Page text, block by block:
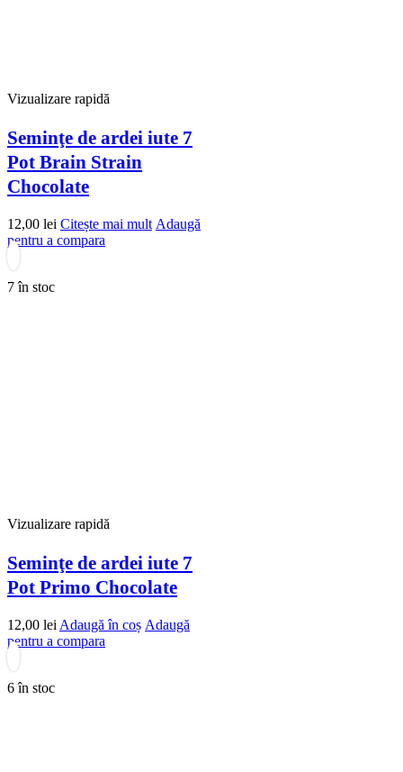
Vizualizare rapidă
Seminţe de ardei iute 7
Pot Brain Strain
Chocolate
12,00 lei Citește mai mult Adaugă
pentru a compara
7 în stoc
Vizualizare rapidă
Seminţe de ardei iute 7
Pot Primo Chocolate
12,00 lei Adaugă în coș Adaugă
pentru a compara
6 în stoc